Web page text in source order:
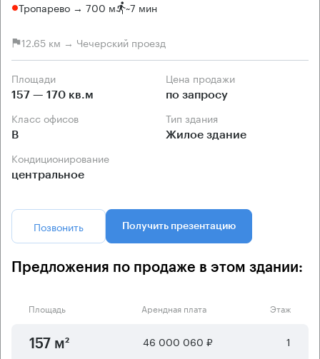
Тропарево → 700 м ~7 мин
12.65 км → Чечерский проезд
Площади
157 — 170 кв.м
Цена продажи
по запросу
Класс офисов
B
Тип здания
Жилое здание
Кондиционирование
центральное
Позвонить Получить презентацию
Предложения по продаже в этом здании:
Площадь Арендная плата Этаж
157 м² 46 000 060 ₽ 1